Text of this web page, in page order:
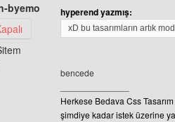
byemo
byemo Kullanıcının profilini görüntüle
hyperend yazmış:
xD bu tasarımların artık
bencede
Herkese Bedava Css Tasarım
şimdiye kadar istek üzerine